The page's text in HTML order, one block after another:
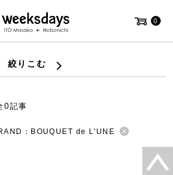
0
絞りこむ
0記事
：BOUQUET de L'UNE